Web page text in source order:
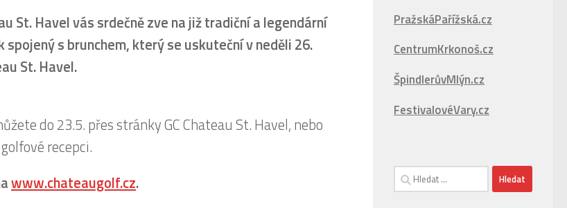
St. Havel vás srdečně zve na již tradiční a legendární
s brunchem, který se uskuteční v neděli 26.
St. Havel.
do 23.5. přes stránky GC Chateau St. Havel, nebo
recepci.
www.chateaugolf.cz.
PražskáPařížská.cz
CentrumKrkonoš.cz
ŠpindlerůvMlýn.cz
FestivalovéVary.cz
Vyhledávání